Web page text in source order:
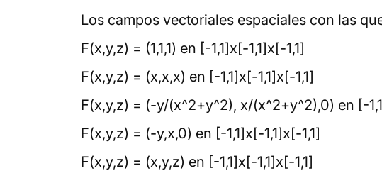
Los campos vectoriales espaciales con las
F(x,y,z) = (1,1,1) en [-1,1]x[-1,1]x[-1,1]
F(x,y,z) = (x,x,x) en [-1,1]x[-1,1]x[-1,1]
F(x,y,z) = (-y/(x^2+y^2), x/(x^2+y^2),0) en [-
F(x,y,z) = (-y,x,0) en [-1,1]x[-1,1]x[-1,1]
F(x,y,z) = (x,y,z) en [-1,1]x[-1,1]x[-1,1]